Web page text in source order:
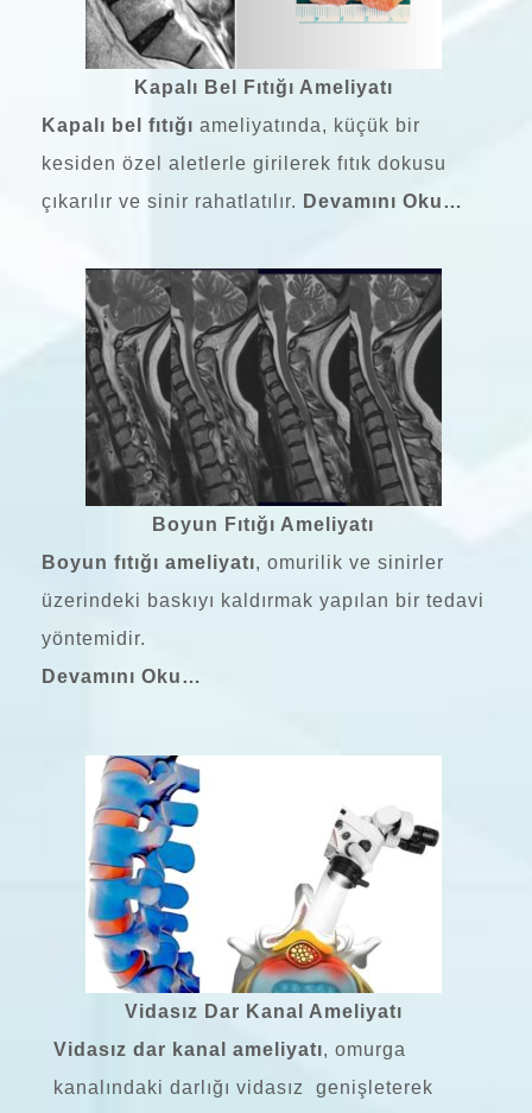
Kapalı Bel Fıtığı Ameliyatı
Kapalı bel fıtığı ameliyatında, küçük bir
kesiden özel aletlerle girilerek fıtık dokusu
çıkarılır ve sinir rahatlatılır. Devamını Oku…
Boyun Fıtığı Ameliyatı
Boyun fıtığı ameliyatı, omurilik ve sinirler
üzerindeki baskıyı kaldırmak yapılan bir tedavi
yöntemidir.
Devamını Oku…
Vidasız Dar Kanal Ameliyatı
Vidasız dar kanal ameliyatı, omurga
kanalındaki darlığı vidasız genişleterek